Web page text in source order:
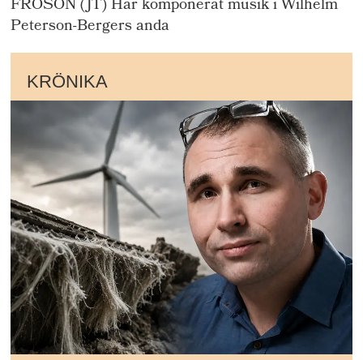
FRÖSÖN (JT) Har komponerat musik i Wilhelm
Peterson-Bergers anda
KRÖNIKA